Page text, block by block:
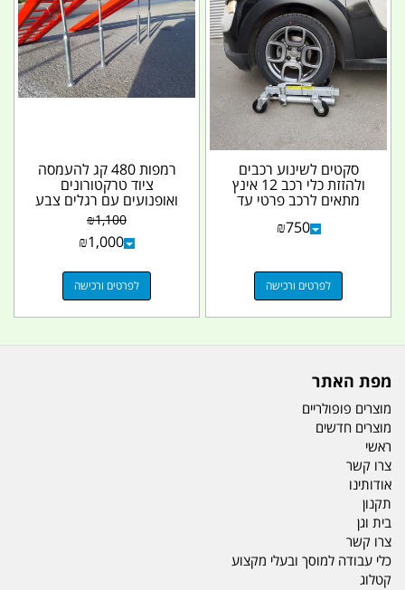
סקטים לשינוע רכבים
ולהזזת כלי רכב 12 אינץ
מתאים לרכב פרטי עד
₪750
לפרטים ורכישה
רמפות 480 קג להעמסה
ציוד טרקטורונים
ואופנועים עם רגלים צבע
אדום קמפינג לייף
₪1,100
₪1,000
לפרטים ורכישה
מפת האתר
מוצרים פופולריים
מוצרים חדשים
ראשי
צרו קשר
אודותינו
תקנון
בית וגן
צרו קשר
כלי עבודה למוסך ובעלי מקצוע
קטלוג